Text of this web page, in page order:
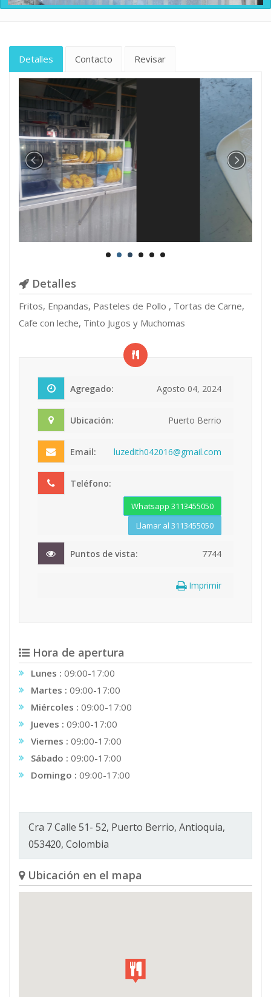
Detalles Contacto Revisar
Detalles
Fritos, Enpandas, Pasteles de Pollo , Tortas de Carne,
Cafe con leche, Tinto Jugos y Muchomas
Agregado: Agosto 04, 2024
Ubicación: Puerto Berrio
Email: luzedith042016@gmail.com
Teléfono:
Whatsapp 3113455050
Llamar al 3113455050
Puntos de vista: 7744
Imprimir
Hora de apertura
Lunes : 09:00-17:00
Martes : 09:00-17:00
Miércoles : 09:00-17:00
Jueves : 09:00-17:00
Viernes : 09:00-17:00
Sábado : 09:00-17:00
Domingo : 09:00-17:00
Cra 7 Calle 51- 52, Puerto Berrio, Antioquia,
053420, Colombia
Ubicación en el mapa